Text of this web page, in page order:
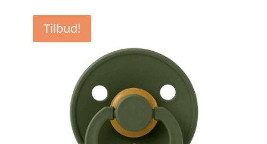
var:
kr. 39,95.
Tilbud!